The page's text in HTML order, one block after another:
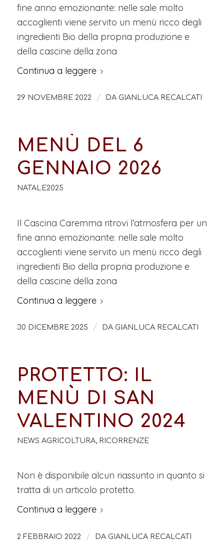
fine anno emozionante: nelle sale molto
accoglienti viene servito un menù ricco degli
ingredienti Bio della propria produzione e
della cascine della zona
Continua a leggere
29 NOVEMBRE 2022 / DA GIANLUCA RECALCATI
MENÙ DEL 6
GENNAIO 2026
NATALE2025
Il Cascina Caremma ritrovi l’atmosfera per un
fine anno emozionante: nelle sale molto
accoglienti viene servito un menù ricco degli
ingredienti Bio della propria produzione e
della cascine della zona
Continua a leggere
30 DICEMBRE 2025 / DA GIANLUCA RECALCATI
PROTETTO: IL
MENÙ DI SAN
VALENTINO 2024
NEWS AGRICOLTURA, RICORRENZE
Non è disponibile alcun riassunto in quanto si
tratta di un articolo protetto.
Continua a leggere
2 FEBBRAIO 2022 / DA GIANLUCA RECALCATI